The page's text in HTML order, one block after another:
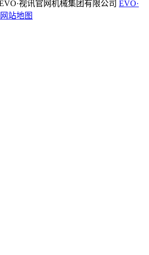
视讯官网机械集团有限公司 EVO·
网站地图